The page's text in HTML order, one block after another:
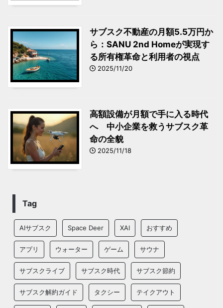
サブスク不動産の月額5.5万円か
ら：SANU 2nd Homeが実現す
る所有権革命と利用者の視点
2025/11/20
高額設備が月額で手に入る時代
へ 中小企業を救うサブスク革
命の全貌
2025/11/18
Tag
AIサブスク Space Deer XAI おすすめ
アプリ ウォーター ゲーム サウナ
サブスクライブ サブスク時代 サブスク節約
サブスク解約ガイド タクシー テイクアウト